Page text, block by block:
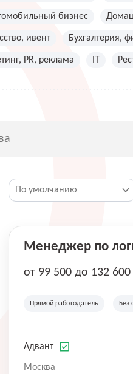
бизнес
ивент Бухгалтерия,
PR, реклама
Менеджер по
от 99 500 до 132
Прямой работодатель Без
Адвант
Москва